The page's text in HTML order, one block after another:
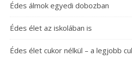
Édes álmok egyedi dobozban
Édes élet az iskolában is
Édes élet cukor nélkül – a legjobb